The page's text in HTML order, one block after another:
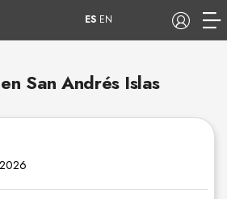
COP
ES EN
San Andrés Islas